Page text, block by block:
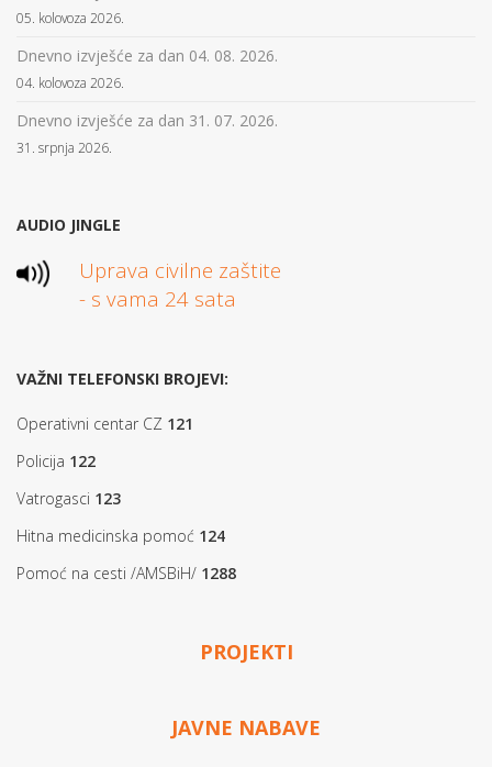
05. kolovoza 2026.
Dnevno izvješće za dan 04. 08. 2026.
04. kolovoza 2026.
Dnevno izvješće za dan 31. 07. 2026.
31. srpnja 2026.
AUDIO JINGLE
Uprava civilne zaštite
- s vama 24 sata
VAŽNI TELEFONSKI BROJEVI:
Operativni centar CZ 121
Policija 122
Vatrogasci 123
Hitna medicinska pomoć 124
Pomoć na cesti /AMSBiH/ 1288
PROJEKTI
JAVNE NABAVE